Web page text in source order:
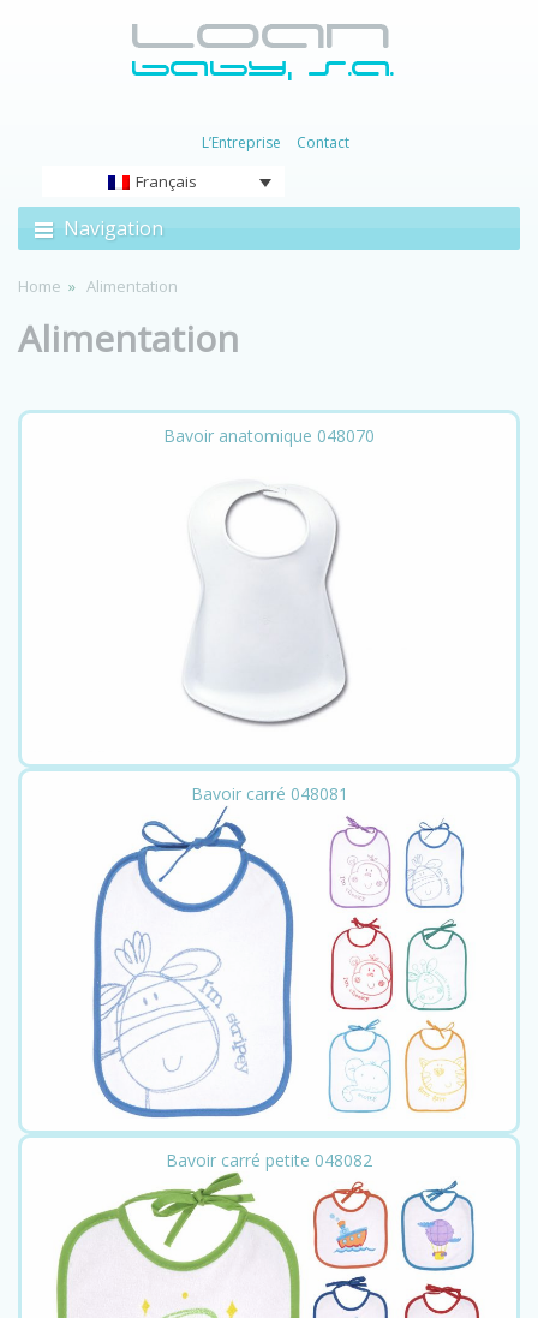
L’Entreprise Contact
Français
Navigation
Home Alimentation
Alimentation
Bavoir anatomique 048070
Bavoir carré 048081
Bavoir carré petite 048082